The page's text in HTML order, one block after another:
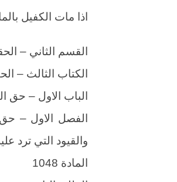
اذا مات الكفيل
القسم الثاني –
الكتاب الثالث –
الباب الاول – حق
الفصل الاول – حق
والقيود التي ترد عليه/ 1 – نطاق حق الملكية ووسائل
المادة 1048